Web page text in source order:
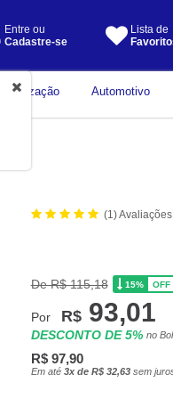
Entre ou
Cadastre-se
Lista de
Organização Automotivo
(1) Avaliações
De R$ 115,18 15% OFF
Por R$ 93,01
DESCONTO DE 5% no
R$ 97,90
Em até 3x de R$ 32,63sem